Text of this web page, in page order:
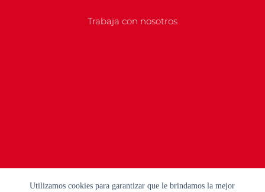
Utilizamos cookies para garantizar que le brindamos la mejor
Trabaja con nosotros